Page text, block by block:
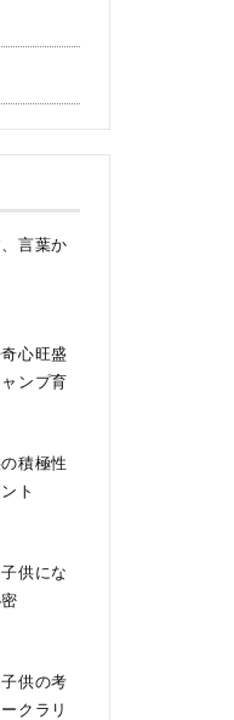
言葉か
心旺盛
ンプ育
積極性
ト
供にな
供の考
クラリ